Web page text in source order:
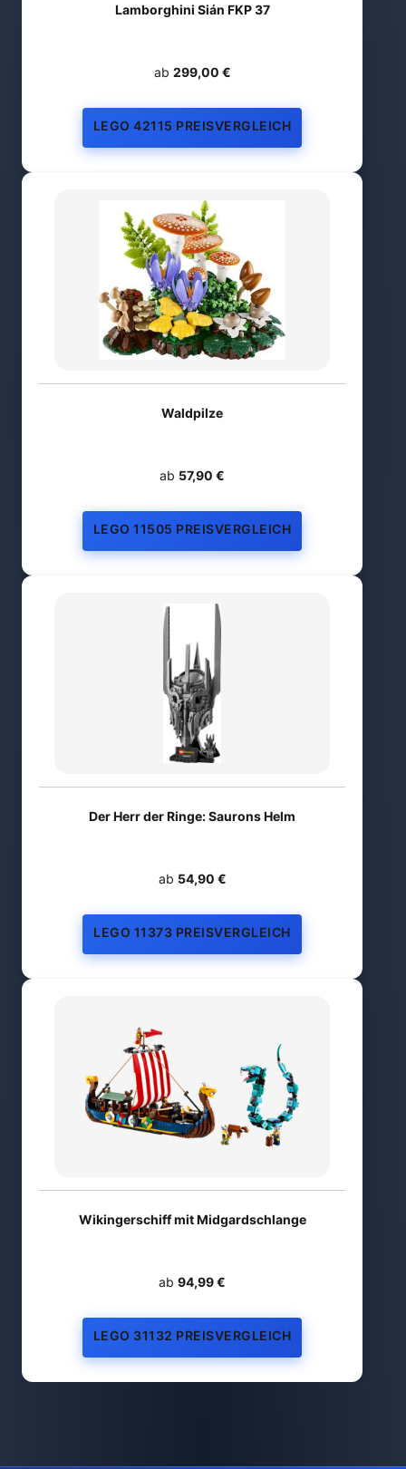
Lamborghini Sián FKP 37
ab 299,00 €
LEGO 42115 PREISVERGLEICH
Waldpilze
ab 57,90 €
LEGO 11505 PREISVERGLEICH
Der Herr der Ringe: Saurons Helm
ab 54,90 €
LEGO 11373 PREISVERGLEICH
Wikingerschiff mit Midgardschlange
ab 94,99 €
LEGO 31132 PREISVERGLEICH